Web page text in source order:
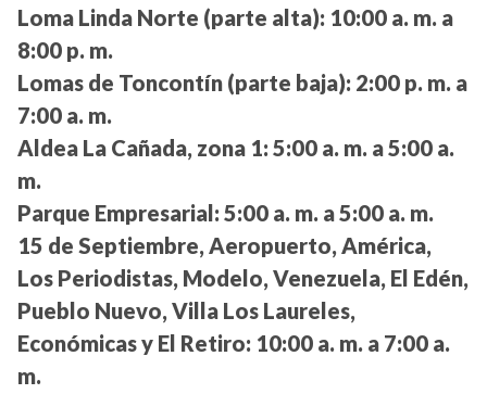
Loma Linda Norte (parte alta): 10:00 a. m. a
8:00 p. m.
Lomas de Toncontín (parte baja): 2:00 p. m. a
7:00 a. m.
Aldea La Cañada, zona 1: 5:00 a. m. a 5:00 a.
m.
Parque Empresarial: 5:00 a. m. a 5:00 a. m.
15 de Septiembre, Aeropuerto, América,
Los Periodistas, Modelo, Venezuela, El Edén,
Pueblo Nuevo, Villa Los Laureles,
Económicas y El Retiro: 10:00 a. m. a 7:00 a.
m.